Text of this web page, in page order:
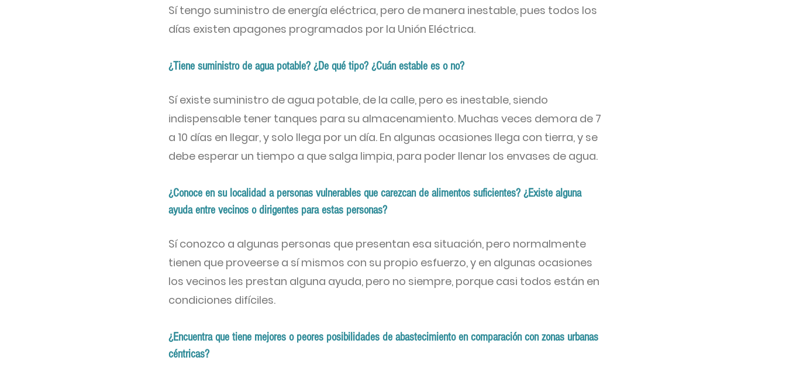
Sí tengo suministro de energía eléctrica, pero de manera inestable, pues todos los
días existen apagones programados por la Unión Eléctrica.
¿Tiene suministro de agua potable? ¿De qué tipo? ¿Cuán estable es o no?
Sí existe suministro de agua potable, de la calle, pero es inestable, siendo
indispensable tener tanques para su almacenamiento. Muchas veces demora de 7
a 10 días en llegar, y solo llega por un día. En algunas ocasiones llega con tierra, y se
debe esperar un tiempo a que salga limpia, para poder llenar los envases de agua.
¿Conoce en su localidad a personas vulnerables que carezcan de alimentos suficientes? ¿Existe alguna
ayuda entre vecinos o dirigentes para estas personas?
Sí conozco a algunas personas que presentan esa situación, pero normalmente
tienen que proveerse a sí mismos con su propio esfuerzo, y en algunas ocasiones
los vecinos les prestan alguna ayuda, pero no siempre, porque casi todos están en
condiciones difíciles.
¿Encuentra que tiene mejores o peores posibilidades de abastecimiento en comparación con zonas urbanas
céntricas?